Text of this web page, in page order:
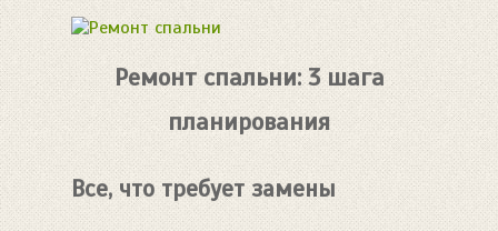
Ремонт спальни: 3 шага
планирования
Все, что требует замены